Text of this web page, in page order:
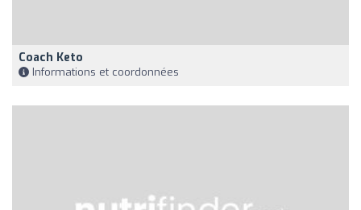
Coach Keto
Informations et coordonnées